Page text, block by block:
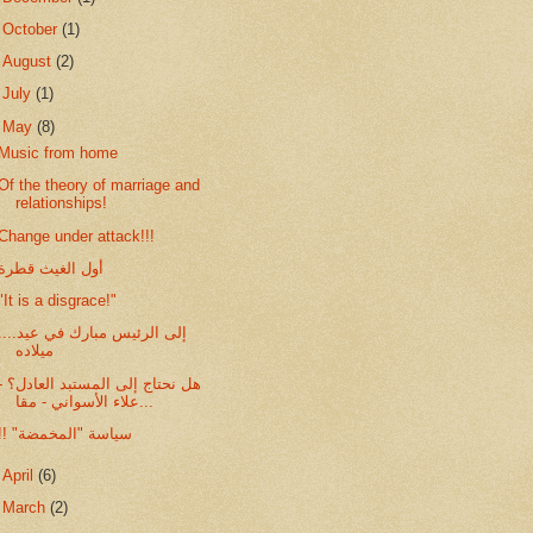
October(1)
August(2)
July(1)
May(8)
from home
the theory of marriage and
relationships!
under attack!!!
أول الغيث
is a disgrace!"
....إلى الرئيس مبارك
ميلاده
هل نحتاج إلى المستبد العادل؟
!! "سياسة "المخمضة
April(6)
March(2)